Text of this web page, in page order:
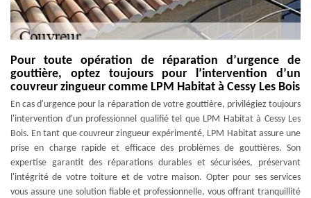
Pour toute opération de réparation d’urgence de
gouttière, optez toujours pour l’intervention d’un
couvreur zingueur comme LPM Habitat à Cessy Les Bois
En cas d'urgence pour la réparation de votre gouttière, privilégiez toujours
l'intervention d'un professionnel qualifié tel que LPM Habitat à Cessy Les
Bois. En tant que couvreur zingueur expérimenté, LPM Habitat assure une
prise en charge rapide et efficace des problèmes de gouttières. Son
expertise garantit des réparations durables et sécurisées, préservant
l'intégrité de votre toiture et de votre maison. Opter pour ses services
vous assure une solution fiable et professionnelle, vous offrant tranquillité